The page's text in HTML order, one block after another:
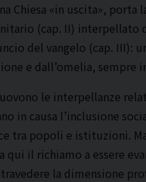
Chiesa «in uscita»,
(cap. II) interpellato
del vangelo (cap.
e dall’omelia, sempre
le interpellanze
in causa l’inclusione
tra popoli e istituzioni.
qui il richiamo a essere
la dimensione